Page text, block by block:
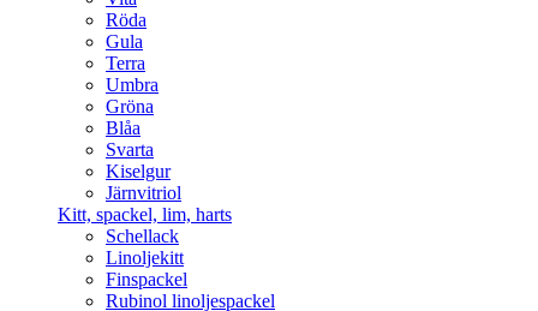
Röda
Gula
Terra
Umbra
Gröna
Blåa
Svarta
Kiselgur
Järnvitriol
Kitt, spackel, lim, harts
Schellack
Linoljekitt
Finspackel
Rubinol linoljespackel